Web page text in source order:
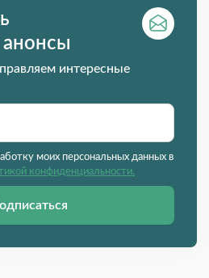
анонсы
интересные
моих персональных данных в
конфиденциальности.